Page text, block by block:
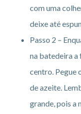
com uma
deixe até
Passo 2 –
na batedeira a
centro. Pegue
de azeite.
grande, pois a